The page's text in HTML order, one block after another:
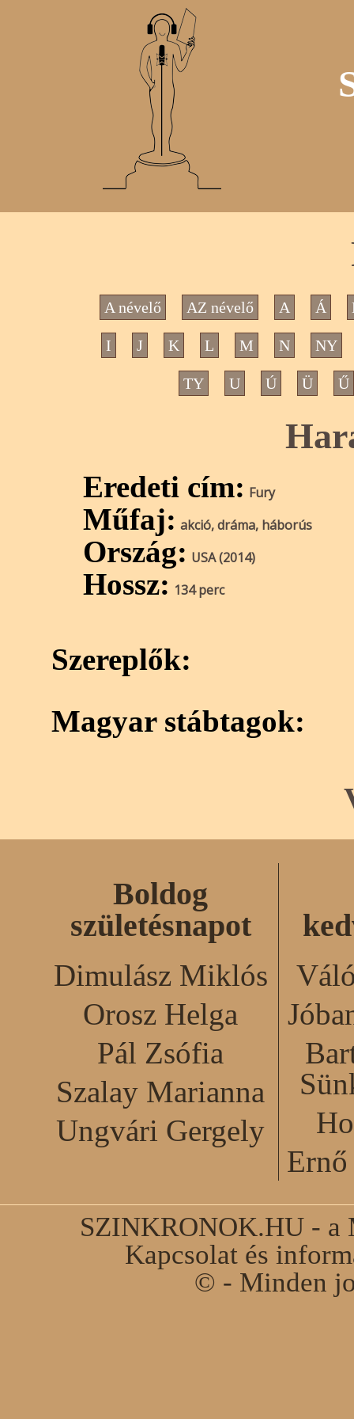
A névelő AZ névelő A Á
I J K L M N NY
TY U Ú Ü Ű
Eredeti cím: Fury
Műfaj: akció, dráma, háborús
Ország: USA (2014)
Hossz: 134 perc
Szereplők:
Magyar stábtagok:
Boldog
születésnapot
Dimulász Miklós
Orosz Helga
Pál Zsófia
Szalay Marianna
Ungvári Gergely
SZINKRONOK.HU - a
Kapcsolat és
© - Minden